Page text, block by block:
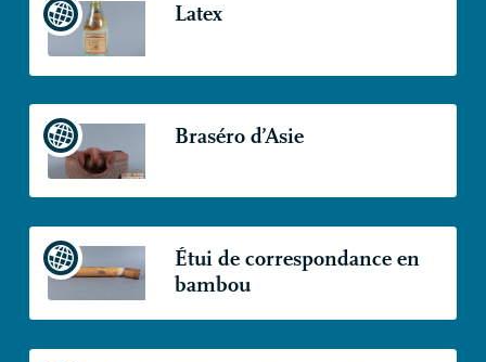
Latex
Braséro d’Asie
Étui de correspondance en
bambou